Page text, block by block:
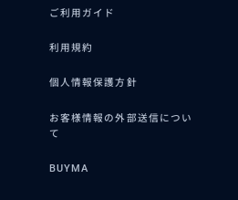
ご利用ガイド
利用規約
個人情報保護方針
お客様情報の外部送信につい
て
BUYMA